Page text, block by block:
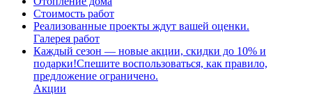
Стоимость работ
Реализованные проекты ждут вашей оценки.
Галерея работ
Каждый сезон — новые акции, скидки до 10% и
подарки!Спешите воспользоваться, как правило,
предложение ограничено.
Акции